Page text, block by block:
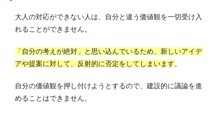
大人の対応ができない人は、自分と違う価値観を一切受け入
れることができません。
「自分の考えが絶対」と思い込んでいるため、新しいアイデ
アや提案に対して、反射的に否定をしてしまいます。
自分の価値観を押し付けようとするので、建設的に議論を進
めることはできません。